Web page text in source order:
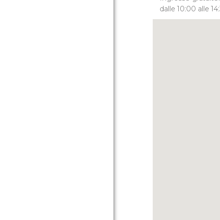
dalle 10:00 alle